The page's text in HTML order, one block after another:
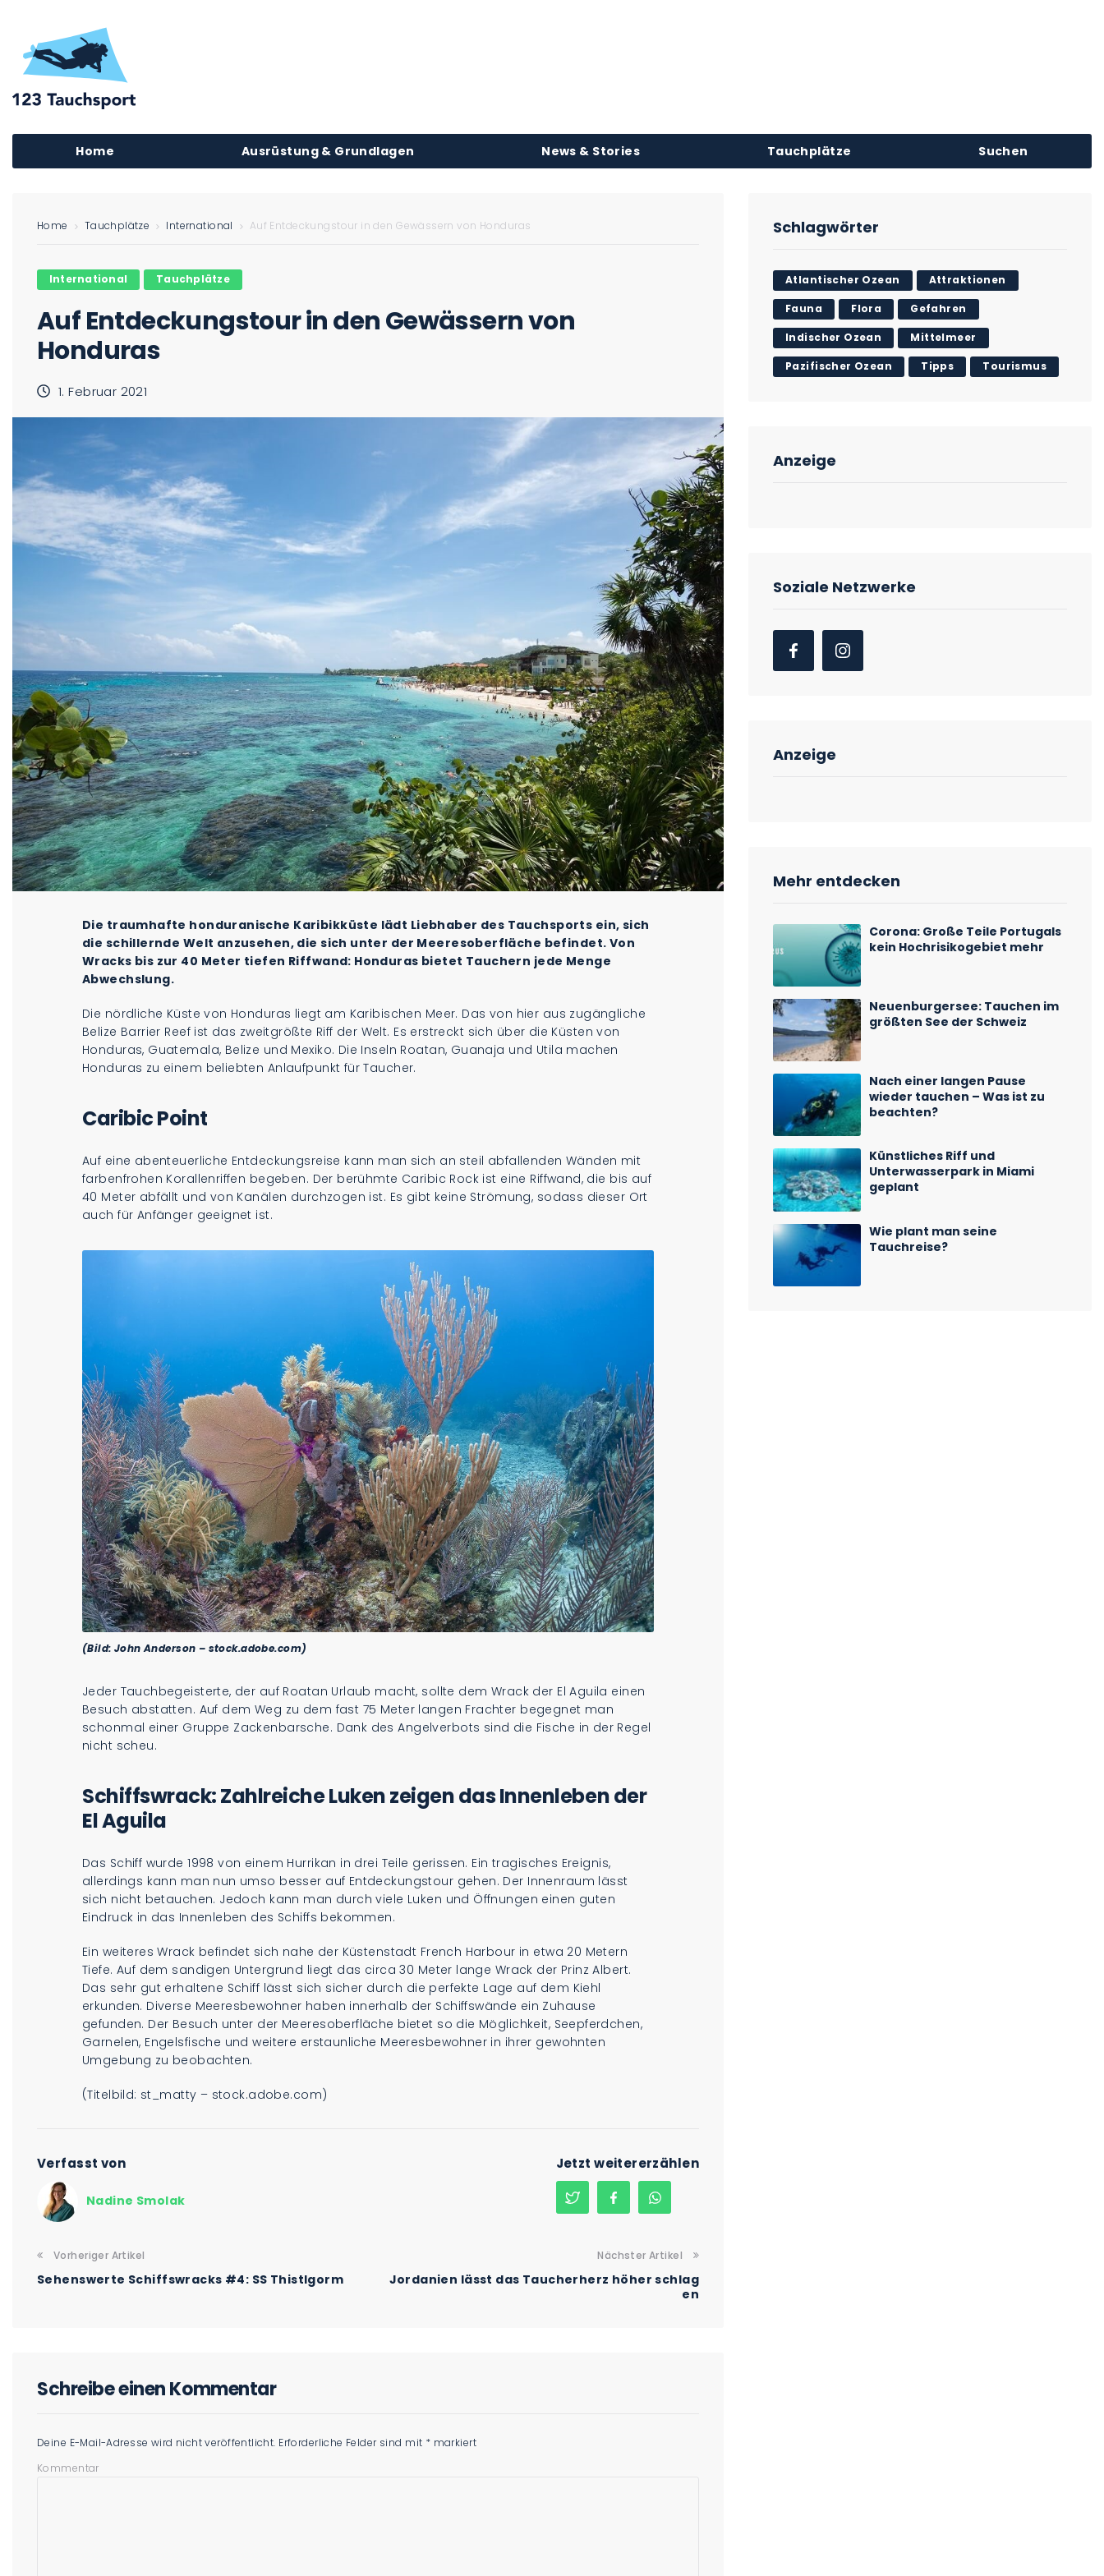
Home Ausrüstung & Grundlagen News & Stories Tauchplätze Suchen
Home Tauchplätze International Auf Entdeckungstour in den Gewässern von Honduras
International Tauchplätze
Auf Entdeckungstour in den Gewässern von
Honduras
1. Februar 2021
Die traumhafte honduranische Karibikküste lädt Liebhaber des Tauchsports ein, sich
die schillernde Welt anzusehen, die sich unter der Meeresoberfläche befindet. Von
Wracks bis zur 40 Meter tiefen Riffwand: Honduras bietet Tauchern jede Menge
Abwechslung.
Die nördliche Küste von Honduras liegt am Karibischen Meer. Das von hier aus zugängliche
Belize Barrier Reef ist das zweitgrößte Riff der Welt. Es erstreckt sich über die Küsten von
Honduras, Guatemala, Belize und Mexiko. Die Inseln Roatan, Guanaja und Utila machen
Honduras zu einem beliebten Anlaufpunkt für Taucher.
Caribic Point
Auf eine abenteuerliche Entdeckungsreise kann man sich an steil abfallenden Wänden mit
farbenfrohen Korallenriffen begeben. Der berühmte Caribic Rock ist eine Riffwand, die bis auf
40 Meter abfällt und von Kanälen durchzogen ist. Es gibt keine Strömung, sodass dieser Ort
auch für Anfänger geeignet ist.
(Bild: John Anderson – stock.adobe.com)
Jeder Tauchbegeisterte, der auf Roatan Urlaub macht, sollte dem Wrack der El Aguila einen
Besuch abstatten. Auf dem Weg zu dem fast 75 Meter langen Frachter begegnet man
schonmal einer Gruppe Zackenbarsche. Dank des Angelverbots sind die Fische in der Regel
nicht scheu.
Schiffswrack: Zahlreiche Luken zeigen das Innenleben der
El Aguila
Das Schiff wurde 1998 von einem Hurrikan in drei Teile gerissen. Ein tragisches Ereignis,
allerdings kann man nun umso besser auf Entdeckungstour gehen. Der Innenraum lässt
sich nicht betauchen. Jedoch kann man durch viele Luken und Öffnungen einen guten
Eindruck in das Innenleben des Schiffs bekommen.
Ein weiteres Wrack befindet sich nahe der Küstenstadt French Harbour in etwa 20 Metern
Tiefe. Auf dem sandigen Untergrund liegt das circa 30 Meter lange Wrack der Prinz Albert.
Das sehr gut erhaltene Schiff lässt sich sicher durch die perfekte Lage auf dem Kiehl
erkunden. Diverse Meeresbewohner haben innerhalb der Schiffswände ein Zuhause
gefunden. Der Besuch unter der Meeresoberfläche bietet so die Möglichkeit, Seepferdchen,
Garnelen, Engelsfische und weitere erstaunliche Meeresbewohner in ihrer gewohnten
Umgebung zu beobachten.
(Titelbild: st_matty – stock.adobe.com)
Verfasst von
Nadine Smolak
Jetzt weitererzählen
Vorheriger Artikel
Sehenswerte Schiffswracks #4: SS Thistlgorm
Nächster Artikel
Jordanien lässt das Taucherherz höher schlag
en
Schreibe einen Kommentar
Deine E-Mail-Adresse wird nicht veröffentlicht. Erforderliche Felder sind mit * markiert
Kommentar
Schlagwörter
Atlantischer Ozean Attraktionen
Fauna Flora Gefahren
Indischer Ozean Mittelmeer
Pazifischer Ozean Tipps Tourismus
Anzeige
Soziale Netzwerke
Anzeige
Mehr entdecken
Corona: Große Teile Portugals
kein Hochrisikogebiet mehr
Neuenburgersee: Tauchen im
größten See der Schweiz
Nach einer langen Pause
wieder tauchen – Was ist zu
beachten?
Künstliches Riff und
Unterwasserpark in Miami
geplant
Wie plant man seine
Tauchreise?